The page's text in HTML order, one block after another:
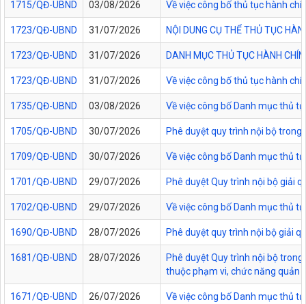
1715/QĐ-UBND 03/08/2026 Về việc công bố thủ tục hành
1723/QĐ-UBND 31/07/2026 NỘI DUNG CỤ THỂ THỦ TỤC
1723/QĐ-UBND 31/07/2026 DANH MỤC THỦ TỤC HÀNH
1723/QĐ-UBND 31/07/2026 Về việc công bố thủ tục hành
1735/QĐ-UBND 03/08/2026 Về việc công bố Danh mục thủ
1705/QĐ-UBND 30/07/2026 Phê duyệt quy trình nội bộ
1709/QĐ-UBND 30/07/2026 Về việc công bố Danh mục thủ
1701/QĐ-UBND 29/07/2026 Phê duyệt Quy trình nội bộ giải
1702/QĐ-UBND 29/07/2026 Về việc công bố Danh mục thủ
1690/QĐ-UBND 28/07/2026 Phê duyệt quy trình nội bộ giải
1681/QĐ-UBND 28/07/2026
Phê duyệt Quy trình nội bộ
thuộc phạm vi, chức năng quản
1671/QĐ-UBND 26/07/2026
Về việc công bố Danh mục thủ